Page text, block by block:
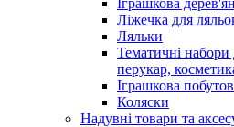
Іграшкова
Ліжечка для
Ляльки
Тематичні набори
перукар,
Іграшкова
Коляски
Надувні товари та